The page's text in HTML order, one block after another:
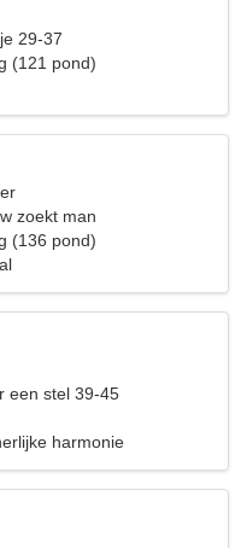
29-37
(121 pond)
zoekt man
(136 pond)
een stel 39-45
harmonie